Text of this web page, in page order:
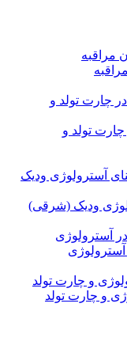
تولد و
و چارت تولد